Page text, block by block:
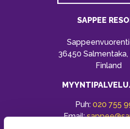
SAPPEE
36450 Salmentaka,
Finland
Puh: 020 755
Email: